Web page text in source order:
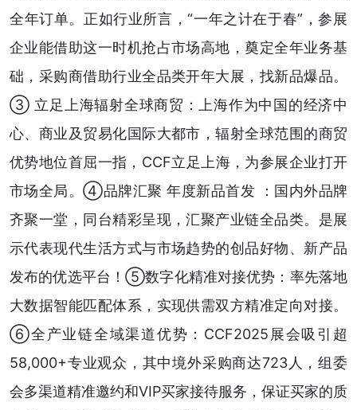
全年订单。正如行业所言，“一年之计在于春”，参展
企业能借助这一时机抢占市场高地，奠定全年业务基
础，采购商借助行业全品类开年大展，找新品爆品。
③ 立足上海辐射全球商贸：上海作为中国的经济中
心、商业及贸易化国际大都市，辐射全球范围的商贸
优势地位首屈一指，CCF立足上海，为参展企业打开
市场全局。④品牌汇聚 年度新品首发 ：国内外品牌
齐聚一堂，同台精彩呈现，汇聚产业链全品类。是展
示代表现代生活方式与市场趋势的创品好物、新产品
发布的优选平台！⑤数字化精准对接优势：率先落地
大数据智能匹配体系，实现供需双方精准定向对接。
⑥全产业链全域渠道优势：CCF2025展会吸引超
58,000+专业观众，其中境外采购商达723人，组委
会多渠道精准邀约和VIP买家接待服务，保证买家的质